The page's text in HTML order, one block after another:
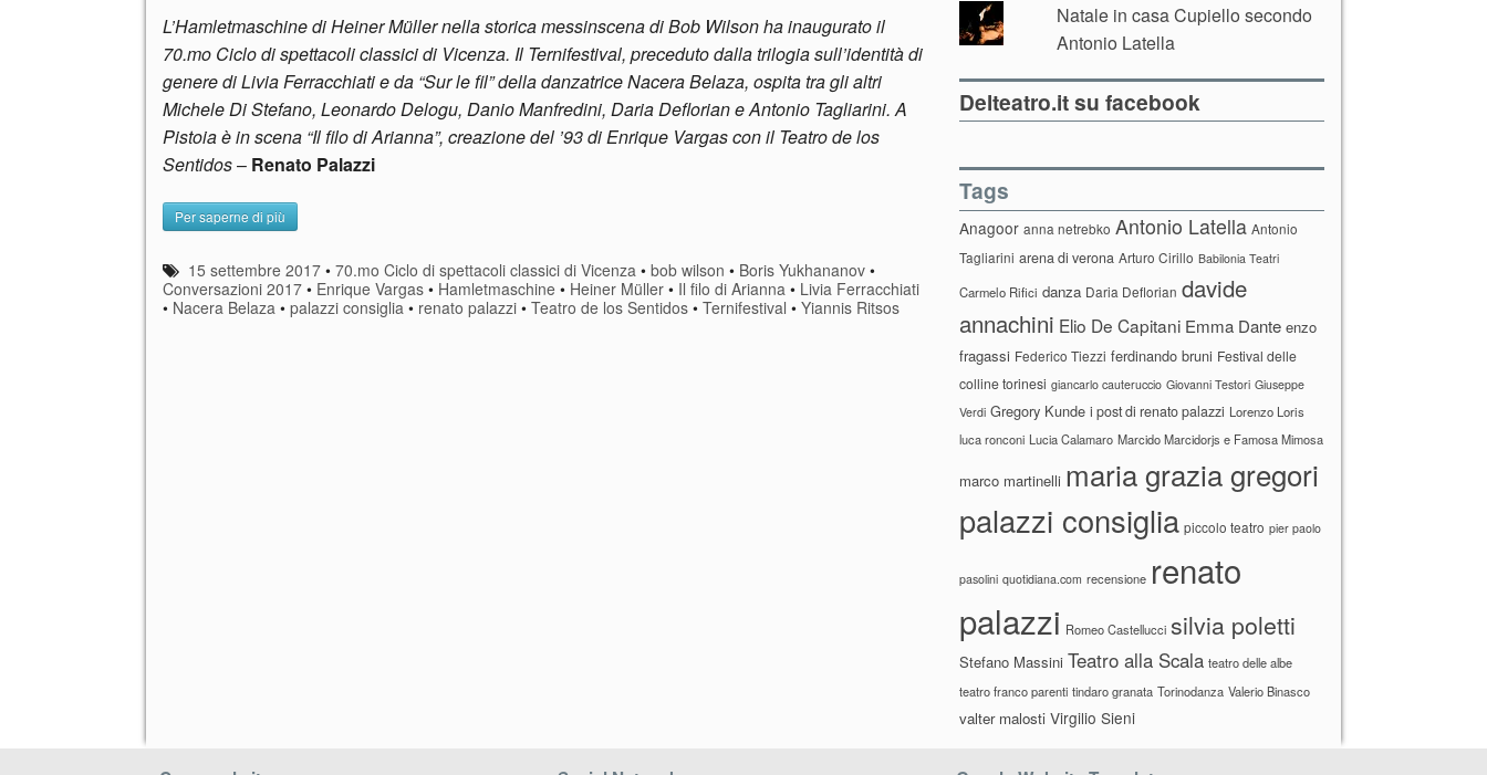
L’Hamletmaschine di Heiner Müller nella storica messinscena di Bob Wilson ha inaugurato il
70.mo Ciclo di spettacoli classici di Vicenza. Il Ternifestival, preceduto dalla trilogia sull’identità di
genere di Livia Ferracchiati e da “Sur le fil” della danzatrice Nacera Belaza, ospita tra gli altri
Michele Di Stefano, Leonardo Delogu, Danio Manfredini, Daria Deflorian e Antonio Tagliarini. A
Pistoia è in scena “Il filo di Arianna”, creazione del ’93 di Enrique Vargas con il Teatro de los
Sentidos– Renato Palazzi
Per saperne di più
15 settembre 2017 •70.mo Ciclo di spettacoli classici di Vicenza •bob wilson • Boris Yukhananov •
Conversazioni 2017 • Enrique Vargas • Hamletmaschine • Heiner Müller • Il filo di Arianna • Livia Ferracchiati
• Nacera Belaza • palazzi consiglia • renato palazzi • Teatro de los Sentidos • Ternifestival • Yiannis Ritsos
Natale in casa Cupiello secondo
Antonio Latella
Delteatro.it su facebook
Tags
Anagoor anna netrebko Antonio Latella Antonio
Tagliarini arena di verona Arturo Cirillo Babilonia Teatri
Carmelo Rifici danza Daria Deflorian davide
annachini Elio De Capitani Emma Dante enzo
fragassi Federico Tiezzi ferdinando bruni Festival delle
colline torinesi giancarlo cauteruccio Giovanni Testori Giuseppe
Verdi Gregory Kunde i post di renato palazzi Lorenzo Loris
luca ronconi Lucia Calamaro Marcido Marcidorjs e Famosa Mimosa
marco martinelli maria grazia gregori
palazzi consiglia piccolo teatro pier paolo
pasolini quotidiana.com recensione renato
palazzi Romeo Castellucci silvia poletti
Stefano Massini Teatro alla Scala teatro delle albe
teatro franco parenti tindaro granata Torinodanza Valerio Binasco
valter malosti Virgilio Sieni